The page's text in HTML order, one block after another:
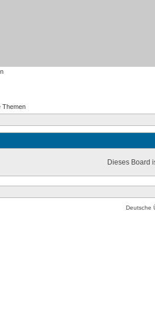
Themen
Dieses Board
Deutsche